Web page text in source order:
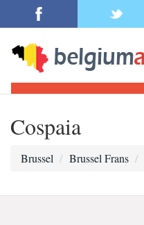
Cospaia
Brussel Brussel Frans